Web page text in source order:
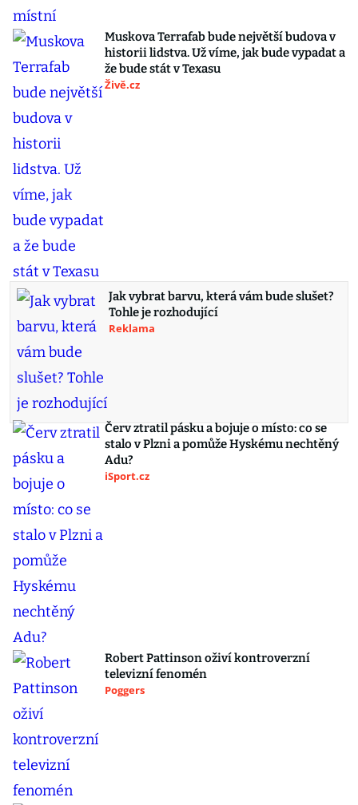
Muskova Terrafab bude největší budova v
historii lidstva. Už víme, jak bude vypadat a
že bude stát v Texasu
Živě.cz
Jak vybrat barvu, která vám bude slušet?
Tohle je rozhodující
Reklama
Červ ztratil pásku a bojuje o místo: co se
stalo v Plzni a pomůže Hyskému nechtěný
Adu?
iSport.cz
Robert Pattinson oživí kontroverzní
televizní fenomén
Poggers